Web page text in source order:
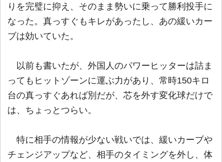
りを完璧に抑え、そのまま勢いに乗って勝利投手に
なった。真っすぐもキレがあったし、あの緩いカー
ブは効いていた。
以前も書いたが、外国人のパワーヒッターは詰ま
ってもヒットゾーンに運ぶ力があり、常時150キロ
台の真っすぐあれば別だが、芯を外す変化球だけで
は、ちょっとつらい。
特に相手の情報が少ない戦いでは、緩いカーブや
チェンジアップなど、相手のタイミングを外し、体